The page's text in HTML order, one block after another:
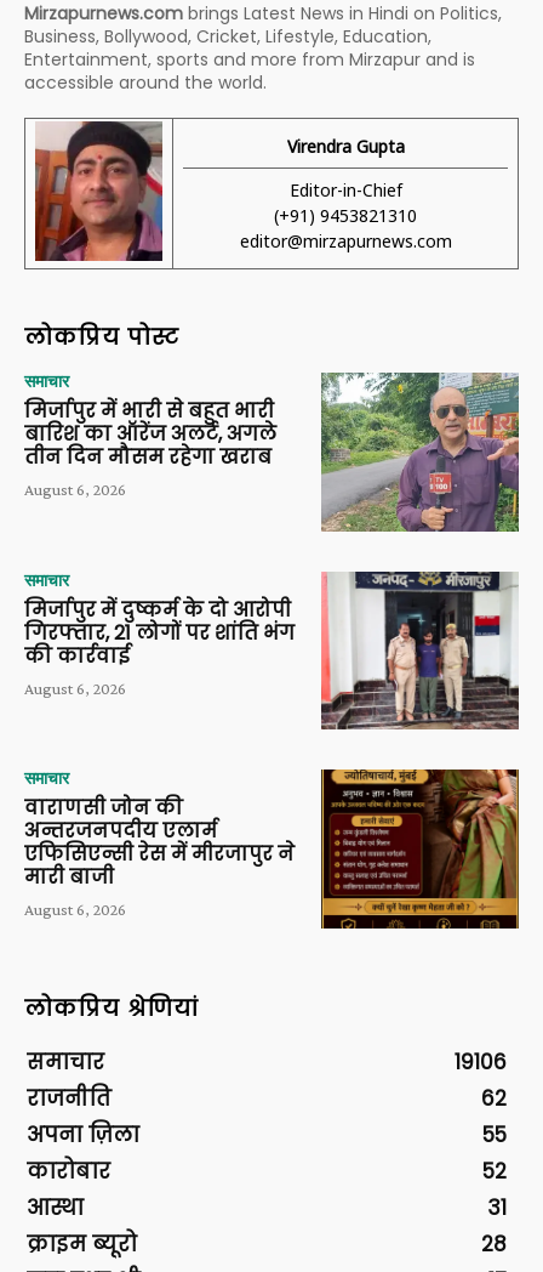
Mirzapurnews.com brings Latest News in Hindi on Politics,
Business, Bollywood, Cricket, Lifestyle, Education,
Entertainment, sports and more from Mirzapur and is
accessible around the world.
Virendra Gupta
Editor-in-Chief
(+91) 9453821310
editor@mirzapurnews.com
लोकप्रिय पोस्ट
समाचार
मिर्जापुर में भारी से बहुत भारी
बारिश का ऑरेंज अलर्ट, अगले
तीन दिन मौसम रहेगा खराब
August 6, 2026
समाचार
मिर्जापुर में दुष्कर्म के दो आरोपी
गिरफ्तार, 21 लोगों पर शांति भंग
की कार्रवाई
August 6, 2026
समाचार
वाराणसी जोन की
अन्तरजनपदीय एलार्म
एफिसिएन्सी रेस में मीरजापुर ने
मारी बाजी
August 6, 2026
लोकप्रिय श्रेणियां
समाचार
19106
राजनीति
62
अपना ज़िला
55
कारोबार
52
आस्था
31
क्राइम ब्यूरो
28